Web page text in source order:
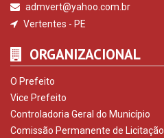
admvert@yahoo.com.br
Vertentes - PE
ORGANIZACIONAL
O Prefeito
Vice Prefeito
Controladoria Geral do Município
Comissão Permanente de Licitação